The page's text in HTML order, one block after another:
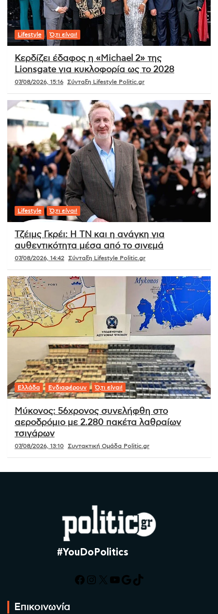
Lifestyle Ό,τι είναι!
Κερδίζει έδαφος η «Michael 2» της
Lionsgate για κυκλοφορία ως το 2028
07/08/2026, 15:16 Σύνταξη Lifestyle Politic.gr
Lifestyle Ό,τι είναι!
Τζέιμς Γκρέι: Η ΤΝ και η ανάγκη για
αυθεντικότητα μέσα από το σινεμά
07/08/2026, 14:42 Σύνταξη Lifestyle Politic.gr
Ελλάδα Ενδιαφέρουν Ό,τι είναι!
Μύκονος: 56χρονος συνελήφθη στο
αεροδρόμιο με 2.280 πακέτα λαθραίων
τσιγάρων
07/08/2026, 13:10 Συντακτική Ομάδα Politic.gr
#YouDoPolitics
Facebook
Instagram
X YouTube
Google
TikTok
Επικοινωνία